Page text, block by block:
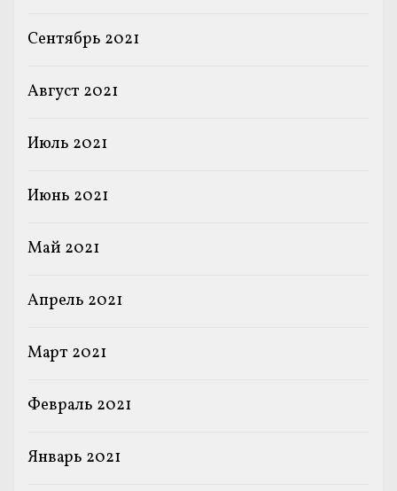
Сентябрь 2021
Август 2021
Июль 2021
Июнь 2021
Май 2021
Апрель 2021
Март 2021
Февраль 2021
Январь 2021